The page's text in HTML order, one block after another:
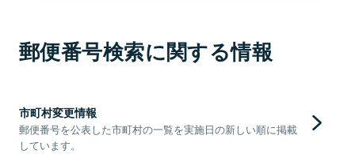
郵便番号検索に関する情報
市町村変更情報
郵便番号を公表した市町村の一覧を実施日の新しい順に掲載
しています。